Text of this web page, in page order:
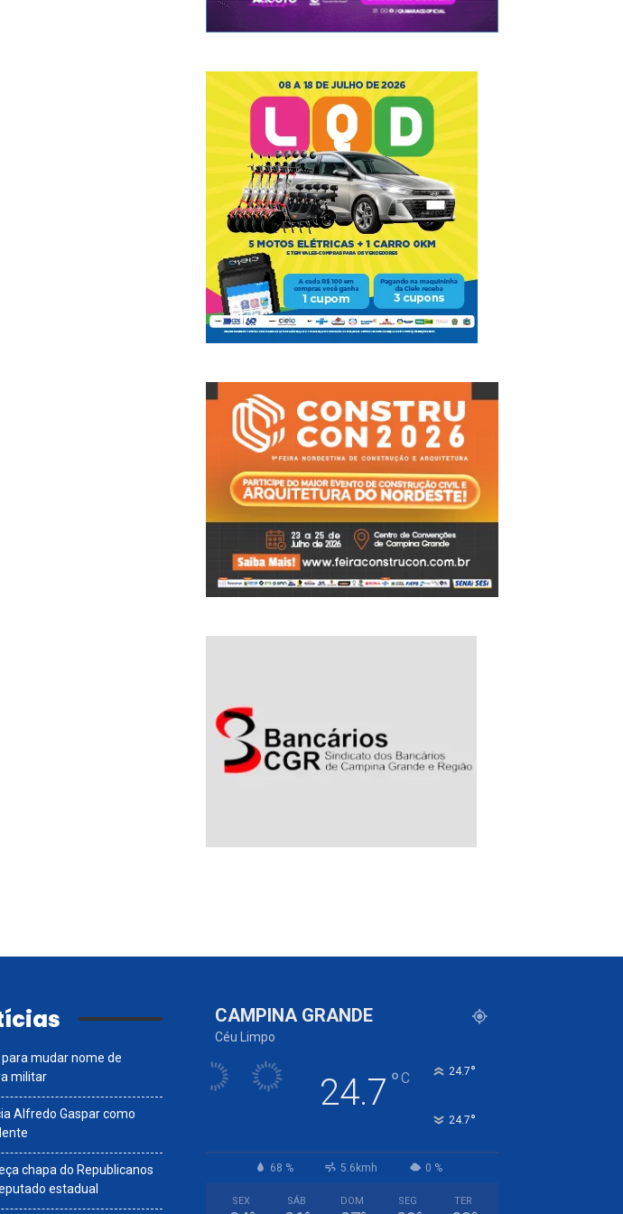
mudar nome de
militar
Alfredo Gaspar como
chapa do Republicanos
estadual
CAMPINA GRANDE
Céu Limpo
24.7 °C 24.7°
24.7°
68 % 5.6kmh 0 %
SEX SÁB DOM SEG TER